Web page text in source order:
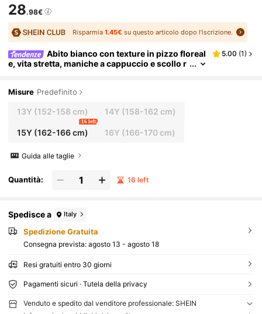
28.98€
Risparmia 1.45€ su questo articolo dopo l'iscrizione.
Abito bianco con texture in pizzo floreal
e, vita stretta, maniche a cappuccio e scollo r
ormali, matrimonio estivo
5.00 (1)
Misure Predefinito
13Y (152-158 cm) 14Y (158-162 cm)
15Y(162-166 cm)
16 left
16Y (166-170 cm)
Guida alle taglie
Quantità: 16 left
Spedisce a Italy
Spedizione Gratuita
Consegna prevista: agosto 13 - agosto 18
Resi gratuiti entro 30 giorni
Pagamenti sicuri · Tutela della privacy
Venduto e spedito dal venditore professionale: SHEIN